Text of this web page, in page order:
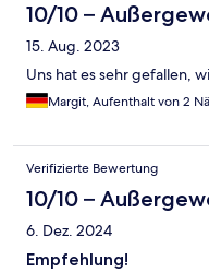
10/10 –
15. Aug. 2023
Uns hat es sehr gefallen,
Margit, Aufenthalt von 2
Verifizierte Bewertung
10/10 –
6. Dez. 2024
Empfehlung!